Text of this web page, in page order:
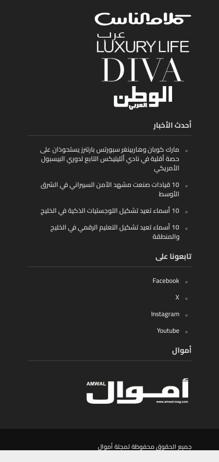
أحدث الأخبار
مارك كوبان وهاربينغر سبورتس بارتنرز يستحوذان على
حصة أقلية في نادي أثليتيكس التابع لدوري البيسبول
الأمريكي
10 قيادات صنعت مشهد الأمن السيبراني في الشرق
الأوسط
10 أسماء تعيد تشكيل اللوجستيات الذكية في الخليج
10 أسماء تعيد تشكيل التعليم الرقمي في الخليج
والمنطقة
تابعونا على
Facebook
X
Instagram
Youtube
أموال
جميع الحقوق محفوظة لمجلة أموال